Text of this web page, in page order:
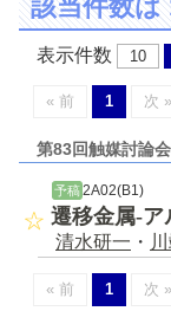
該当件数
表示件数 10
« 前 1 次 »
第83回触媒討論会
予稿 2A02(B1)
遷移金属-ア
清水研一 ・
« 前 1 次 »